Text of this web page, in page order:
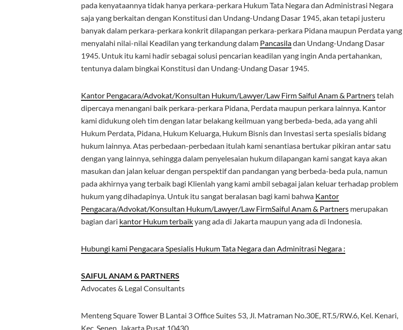
pada kenyataannya tidak hanya perkara-perkara Hukum Tata Negara dan Administrasi Negara
saja yang berkaitan dengan Konstitusi dan Undang-Undang Dasar 1945, akan tetapi justeru
banyak dalam perkara-perkara konkrit dilapangan perkara-perkara Pidana maupun Perdata yang
menyalahi nilai-nilai Keadilan yang terkandung dalam Pancasiladan Undang-Undang Dasar
1945. Untuk itu kami hadir sebagai solusi pencarian keadilan yang ingin Anda pertahankan,
tentunya dalam bingkai Konstitusi dan Undang-Undang Dasar 1945.
Kantor Pengacara/Advokat/Konsultan Hukum/Lawyer/Law Firm Saiful Anam & Partnerstelah
dipercaya menangani baik perkara-perkara Pidana, Perdata maupun perkara lainnya. Kantor
kami didukung oleh tim dengan latar belakang keilmuan yang berbeda-beda, ada yang ahli
Hukum Perdata, Pidana, Hukum Keluarga, Hukum Bisnis dan Investasi serta spesialis bidang
hukum lainnya. Atas perbedaan-perbedaan itulah kami senantiasa bertukar pikiran antar satu
dengan yang lainnya, sehingga dalam penyelesaian hukum dilapangan kami sangat kaya akan
masukan dan jalan keluar dengan perspektif dan pandangan yang berbeda-beda pula, namun
pada akhirnya yang terbaik bagi Klienlah yang kami ambil sebagai jalan keluar terhadap problem
hukum yang dihadapinya. Untuk itu sangat beralasan bagi kami bahwa Kantor
Pengacara/Advokat/Konsultan Hukum/Lawyer/Law FirmSaiful Anam & Partners merupakan
bagian dari kantor Hukum terbaikyang ada di Jakarta maupun yang ada di Indonesia.
Hubungi kami Pengacara Spesialis Hukum Tata Negara dan Adminitrasi Negara :
SAIFUL ANAM & PARTNERS
Advocates & Legal Consultants
Menteng Square Tower B Lantai 3 Office Suites 53, Jl. Matraman No.30E, RT.5/RW.6, Kel. Kenari,
Kec. Senen, Jakarta Pusat 10430